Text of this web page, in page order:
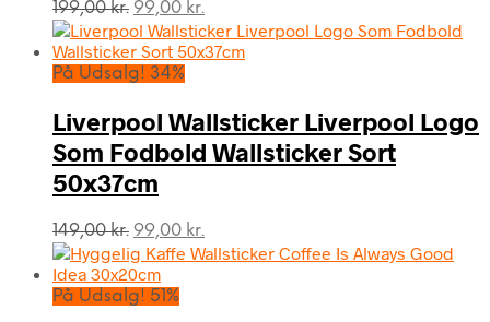
199,00kr. Den
oprindelige
pris
var:
99,00 kr.
aktuelle
pris
På Udsalg! 34%
Liverpool Wallsticker Liverpool Logo
Som Fodbold Wallsticker Sort
50x37cm
149,00kr. Den
oprindelige
pris
var:
99,00 kr.
aktuelle
På Udsalg! 51%